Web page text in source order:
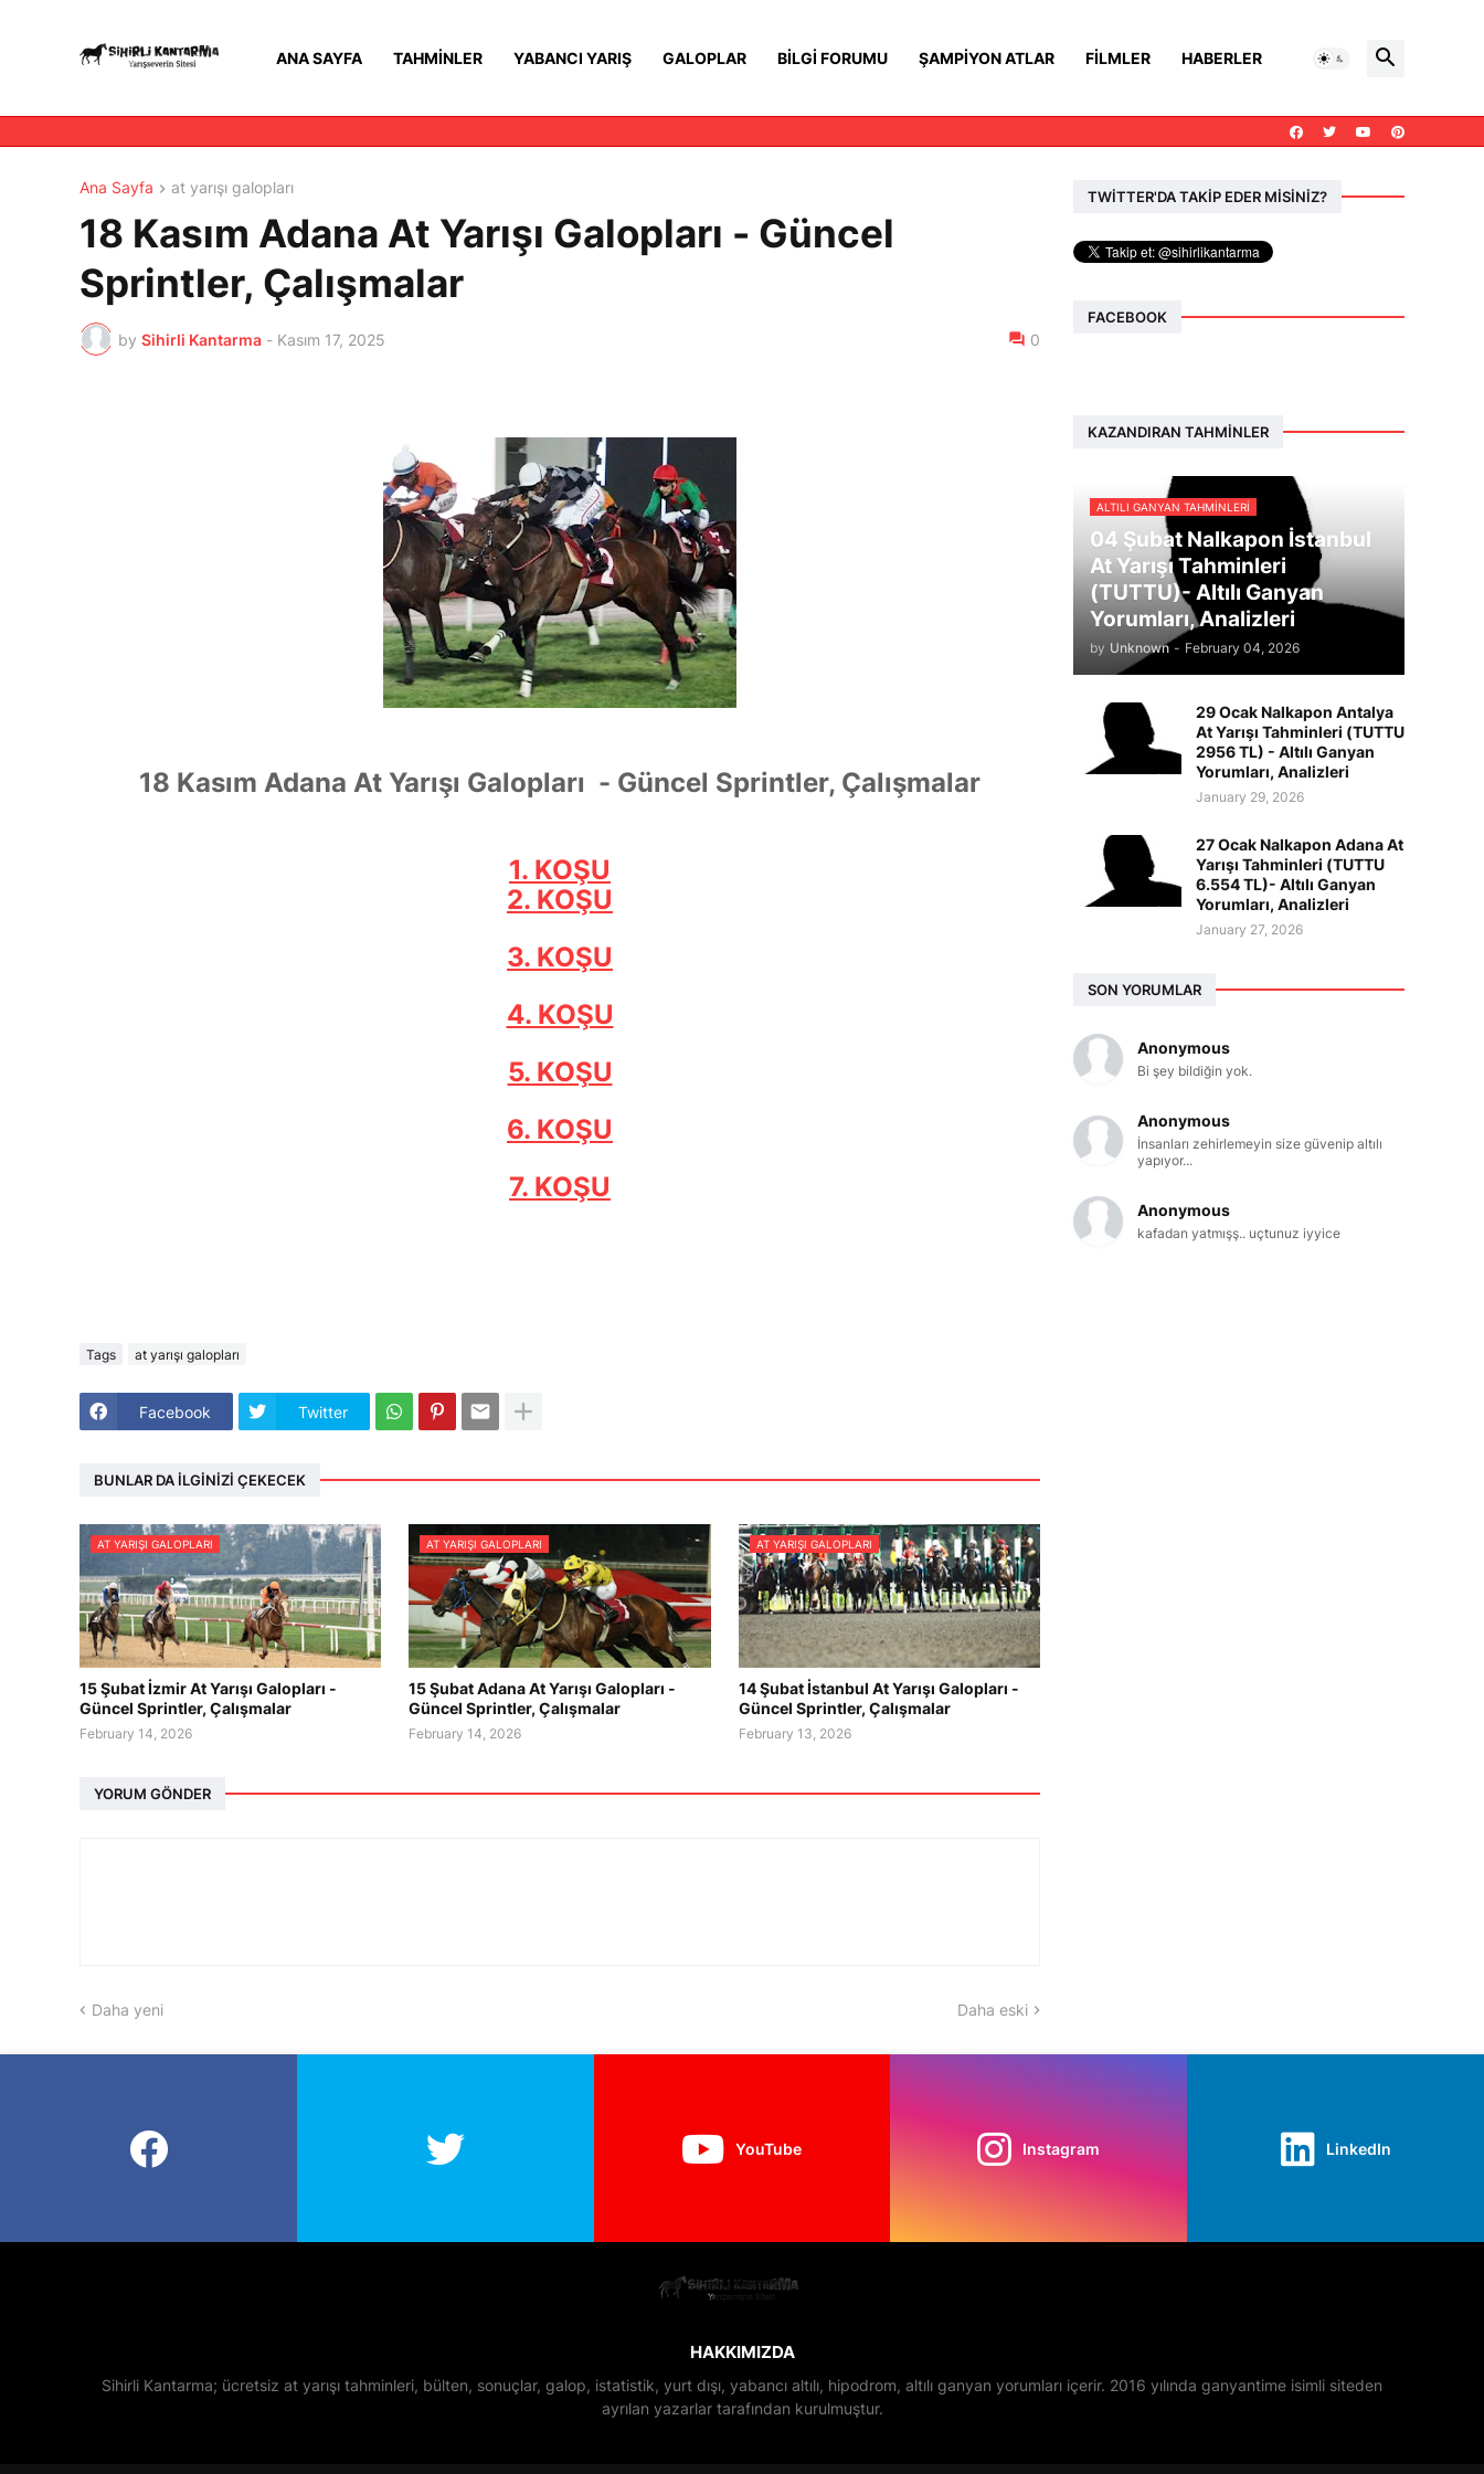
ANA SAYFA TAHMINLER YABANCI YARIŞ GALOPLAR BILGI FORUMU ŞAMPIYON ATLAR FILMLER HABERLER
Ana Sayfa at yarışı galopları
18 Kasım Adana At Yarışı Galopları - Güncel
Sprintler, Çalışmalar
by Sihirli Kantarma - Kasım 17, 2025 0
18 Kasım Adana At Yarışı Galopları - Güncel Sprintler, Çalışmalar
1. KOŞU
2. KOŞU
3. KOŞU
4. KOŞU
5. KOŞU
6. KOŞU
7. KOŞU
Tags at yarışı galopları
Facebook Twitter
BUNLAR DA İLGINIZI ÇEKECEK
AT YARIŞI GALOPLARI
15 Şubat İzmir At Yarışı Galopları -
Güncel Sprintler, Çalışmalar
February 14, 2026
AT YARIŞI GALOPLARI
15 Şubat Adana At Yarışı Galopları -
Güncel Sprintler, Çalışmalar
February 14, 2026
AT YARIŞI GALOPLARI
14 Şubat İstanbul At Yarışı Galopları -
Güncel Sprintler, Çalışmalar
February 13, 2026
YORUM GÖNDER
Daha yeni Daha eski
TWİTTER'DA TAKİP EDER MİSİNİZ?
FACEBOOK
KAZANDIRAN TAHMINLER
ALTILI GANYAN TAHMINLERI
04 Şubat Nalkapon İstanbul
At Yarışı Tahminleri
(TUTTU)- Altılı Ganyan
Yorumları, Analizleri
by Unknown - February 04, 2026
29 Ocak Nalkapon Antalya
At Yarışı Tahminleri (TUTTU
2956 TL) - Altılı Ganyan
Yorumları, Analizleri
January 29, 2026
27 Ocak Nalkapon Adana At
Yarışı Tahminleri (TUTTU
6.554 TL)- Altılı Ganyan
Yorumları, Analizleri
January 27, 2026
SON YORUMLAR
Anonymous
Bi şey bildiğin yok.
Anonymous
İnsanları zehirlemeyin size güvenip altılı
yapıyor...
Anonymous
kafadan yatmışş.. uçtunuz iyyice
YouTube Instagram LinkedIn
HAKKIMIZDA
Sihirli Kantarma; ücretsiz at yarışı tahminleri, bülten, sonuçlar, galop, istatistik, yurt dışı, yabancı altılı, hipodrom, altılı ganyan yorumları içerir. 2016 yılında ganyantime isimli siteden
ayrılan yazarlar tarafından kurulmuştur.